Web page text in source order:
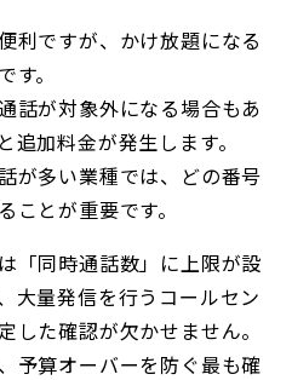
利ですが、かけ放題になる
。
話が対象外になる場合もあ
追加料金が発生します。
が多い業種では、どの番号
とが重要です。
「同時通話数」に上限が設
大量発信を行うコールセン
した確認が欠かせません。
予算オーバーを防ぐ最も確